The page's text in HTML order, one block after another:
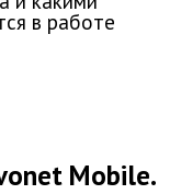
в работе
Mobile.